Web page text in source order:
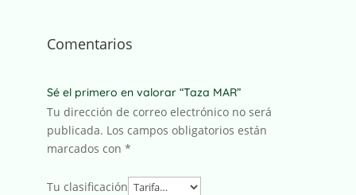
Comentarios
Sé el primero en valorar “Taza MAR”
Tu dirección de correo electrónico no será
publicada. Los campos obligatorios están
marcados con *
Tu clasificación